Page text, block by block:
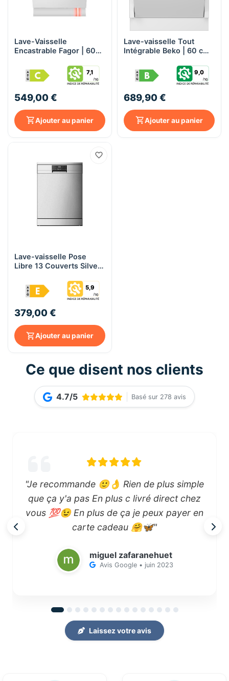
Lave-Vaisselle
Encastrable Fagor | 60
7,1
549,00 €
Ajouter au panier
Lave-vaisselle Tout
Intégrable Beko | 60 cm,
Moteur Induction, 40
dB(A) - (BDIN37550WP)
9,0
689,90 €
Ajouter au panier
Lave-vaisselle Pose
Libre 13 Couverts Silver |
5,9
379,00 €
Ajouter au panier
Ce que disent nos clients
4.7/5 Basé sur 278 avis
"Je recommande 🙂👌 Rien de plus simple
que ça y'a pas En plus c livré direct chez
vous 💯😉 En plus de ça je peux payer en
carte cadeau 🤗🦋"
miguel zafaranehuet
Avis Google • juin 2023
Laissez votre avis